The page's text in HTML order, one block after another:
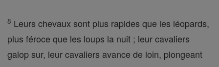
8 Leurs chevaux sont plus rapides que les léopards,
plus féroce que les loups la nuit ; leur cavaliers
galop sur, leur cavaliers avance de loin, plongeant